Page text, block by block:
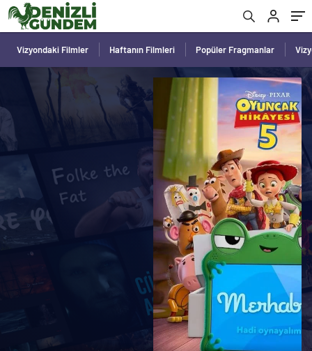
Vizyondaki Filmler Haftanın Filmleri Popüler Fragmanlar